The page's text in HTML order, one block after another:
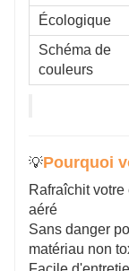
Écologique
Schéma de
couleurs
💡Pourquoi
Rafraîchit
aéré
Sans danger
matériau non